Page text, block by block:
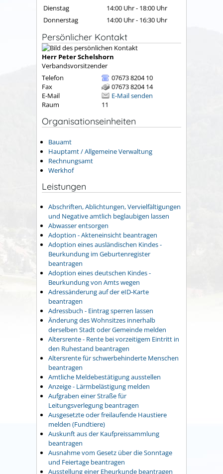
Dienstag
14:00 Uhr- 18:00 Uhr
Donnerstag
14:00 Uhr- 16:30 Uhr
Persönlicher Kontakt
Herr PeterSchelshorn
Verbandsvorsitzender
Telefon
07673 8204 10
Fax
07673 8204 14
E-Mail
E-Mail senden
Raum
11
Organisationseinheiten
Bauamt
Hauptamt / Allgemeine Verwaltung
Rechnungsamt
Werkhof
Leistungen
Abschriften, Ablichtungen, Vervielfältigungen
und Negative amtlich beglaubigen lassen
Abwasser entsorgen
Adoption - Akteneinsicht beantragen
Adoption eines ausländischen Kindes -
Beurkundung im Geburtenregister
beantragen
Adoption eines deutschen Kindes -
Beurkundung von Amts wegen
Adressänderung auf der eID-Karte
beantragen
Adressbuch - Eintrag sperren lassen
Änderung des Wohnsitzes innerhalb
derselben Stadt oder Gemeinde melden
Altersrente - Rente bei vorzeitigem Eintritt in
den Ruhestand beantragen
Altersrente für schwerbehinderte Menschen
beantragen
Amtliche Meldebestätigung ausstellen
Anzeige - Lärmbelästigung melden
Aufgraben einer Straße für
Leitungsverlegung beantragen
Ausgesetzte oder freilaufende Haustiere
melden (Fundtiere)
Auskunft aus der Kaufpreissammlung
beantragen
Ausnahme vom Gesetz über die Sonntage
und Feiertage beantragen
Ausstellung einer Eheurkunde beantragen